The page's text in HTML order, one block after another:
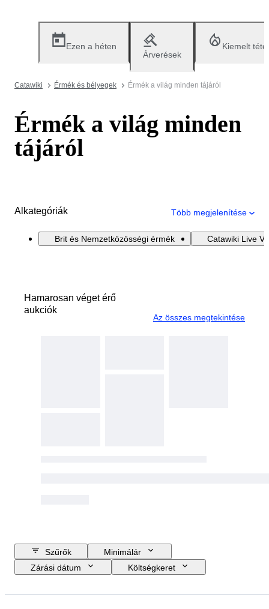
Ezen a héten
Árverések
Kiemelt
Catawiki Érmék és bélyegek Érmék a világ minden tájáról
Érmék a világ minden
tájáról
Alkategóriák Több megjelenítése
Brit és Nemzetközösségi érmék Catawiki Live
Hamarosan véget érő
aukciók
Az összes megtekintése
Szűrők
Minimálár
Zárási dátum
Költségkeret